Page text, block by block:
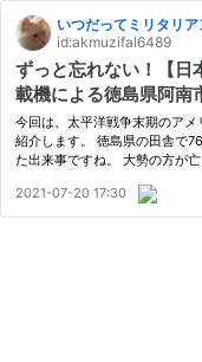
いつだってミリタリア
id:akmuzifal6489
ずっと忘れない！【日
載機による徳島県阿南
6 🇯🇵 ミリタリー
今回は、太平洋戦争末期のア
紹介します。 徳島県の田舎で
た出来事ですね。 大勢の方が
１ アメリカ軍艦載機による徳
発…
2021-07-20 17:30